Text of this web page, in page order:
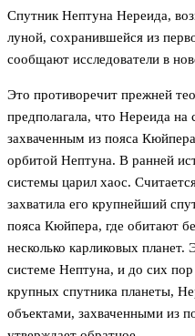
Спутник Нептуна Нереида,
луной, сохранившейся из
сообщают исследователи в
Это противоречит прежней
предполагала, что Нереида на
захваченным из пояса
орбитой Нептуна. В ранней
системы царил хаос.
захватила его крупнейший
пояса Кюйпера, где обитают
несколько карликовых планет.
системе Нептуна, и до сих
крупных спутника планеты,
объектами, захваченными из